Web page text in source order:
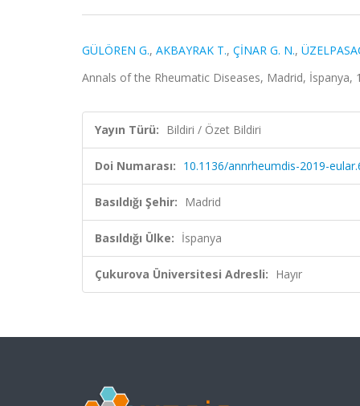
GÜLÖREN G., AKBAYRAK T., ÇİNAR G. N.,
Annals of the Rheumatic Diseases, Madrid, İspanya,
Yayın Türü: Bildiri / Özet Bildiri
Doi Numarası: 10.1136/annrheumdis-2019-
Basıldığı Şehir: Madrid
Basıldığı Ülke: İspanya
Çukurova Üniversitesi Adresli: Hayır